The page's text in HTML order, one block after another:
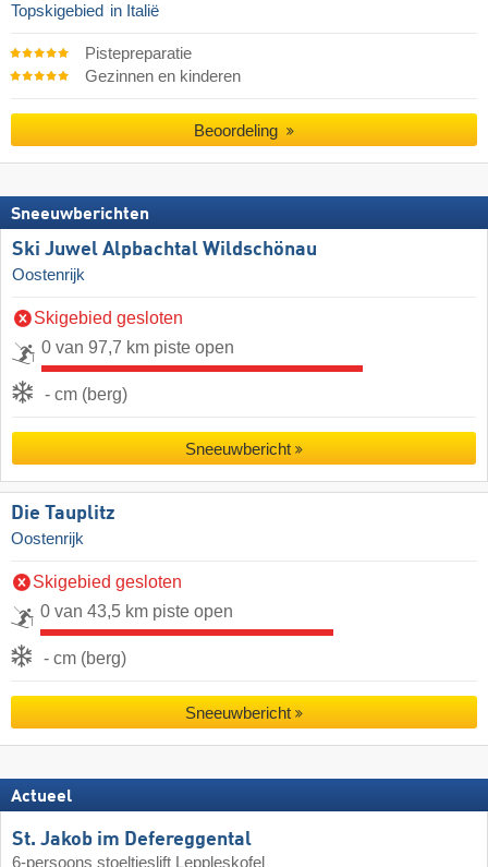
Topskigebied in Italië
Pistepreparatie
Gezinnen en kinderen
Beoordeling
Sneeuwberichten
Ski Juwel Alpbachtal Wildschönau
Oostenrijk
Skigebied gesloten
0 van 97,7 km piste open
- cm (berg)
Sneeuwbericht
Die Tauplitz
Oostenrijk
Skigebied gesloten
0 van 43,5 km piste open
- cm (berg)
Sneeuwbericht
Actueel
St. Jakob im Defereggental
6-persoons stoeltjeslift Leppleskofel